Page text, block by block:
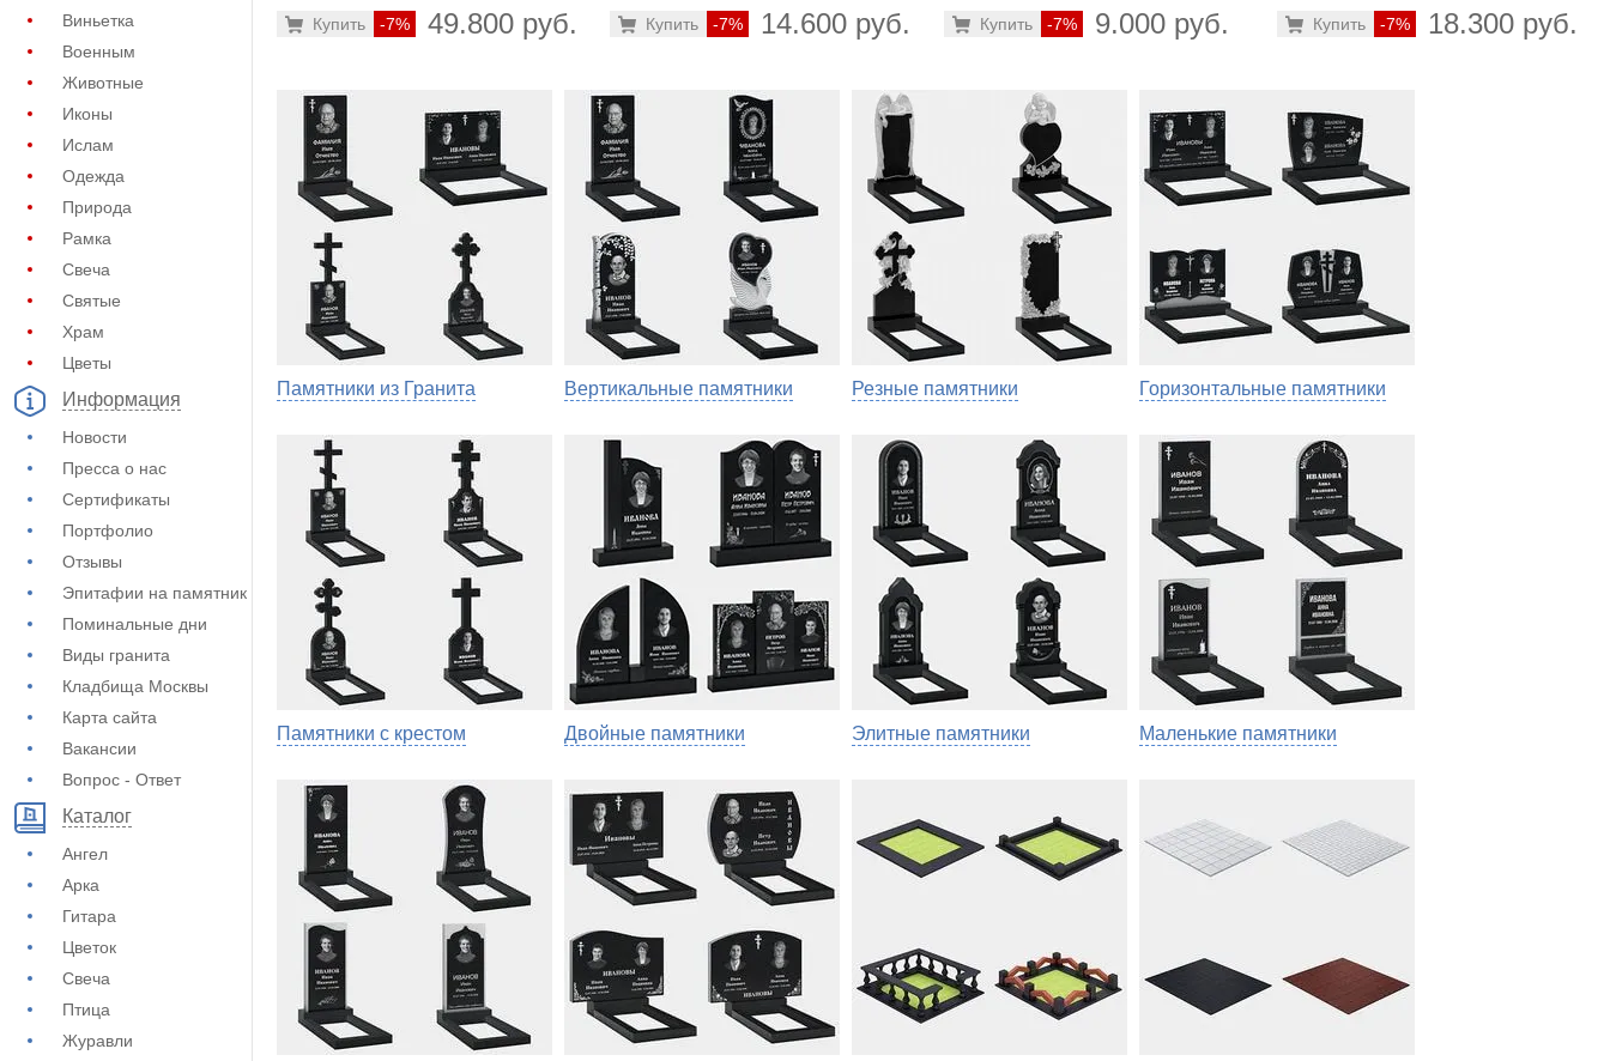
Виньетка
Военным
Животные
Иконы
Ислам
Одежда
Природа
Рамка
Свеча
Святые
Храм
Цветы
Информация
Новости
Пресса о нас
Сертификаты
Портфолио
Отзывы
Эпитафии на памятник
Поминальные дни
Виды гранита
Кладбища Москвы
Карта сайта
Вакансии
Вопрос - Ответ
Каталог
Ангел
Арка
Гитара
Цветок
Свеча
Птица
Журавли
-7% 49.800 руб.
Купить -7% 14.600 руб.
Купить -7% 9.000 руб.
Купить -7% 18.300 руб.
Купить
Памятники из Гранита Вертикальные памятники Резные памятники Горизонтальные памятники
Памятники с крестом Двойные памятники Элитные памятники Маленькие памятники